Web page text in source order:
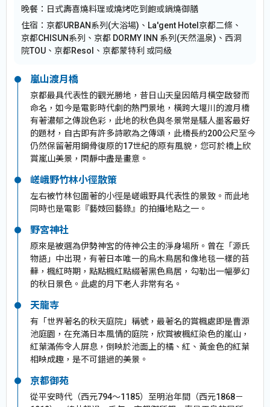
晚餐： 日式壽喜燒料理或燒烤吃到飽或鍋燒御膳
住宿： 京都URBAN系列(大浴場)、La'gent Hotel京都二條、
京都CHISUN系列、京都 DORMY INN 系列(天然溫泉)、西洞
院TOU、京都Resol、京都蒙特利 或同級
嵐山渡月橋
京都最具代表性的觀光勝地，昔日山天皇因皓月橫空啟發而
命名，如今是電影時代劇的熱門景地，橫跨大堰川的渡月橋
有著濃郁之傳說色彩，此地的秋色與冬景常是騷人墨客最好
的題材，自古即有許多詩歌為之傳頌，此橋長約200公尺至今
仍然保留著用鋼骨復原的17世紀的原有風貌，您可於橋上欣
賞嵐山美景，閑靜中盡是畫意。
嵯峨野竹林小徑散策
左右被竹林包圍著的小徑是嵯峨野具代表性的景致。而此地
同時也是電影『藝妓回藝錄』的拍攝地點之一。
野宮神社
原來是被選為伊勢神宮的侍神公主的淨身場所。曾在「源氏
物語」中出現，有著日本唯一的烏木鳥居和像地毯一樣的苔
蘚，楓紅時期，點點楓紅點綴著黑色鳥居，勾勒出一幅夢幻
的秋日景色。此處的月下老人非常有名。
天龍寺
有「世界著名的秋天庭院」稱號，最著名的賞楓處即是曹源
池庭園，在充滿日本風情的庭院，欣賞被楓紅染色的嵐山，
紅葉滿佈令人屏息，倒映於池面上的橘、紅、黃金色的紅葉
相映成趣，是不可錯過的美景。
京都御苑
從平安時代（西元794～1185）至明治年間（西元1868－